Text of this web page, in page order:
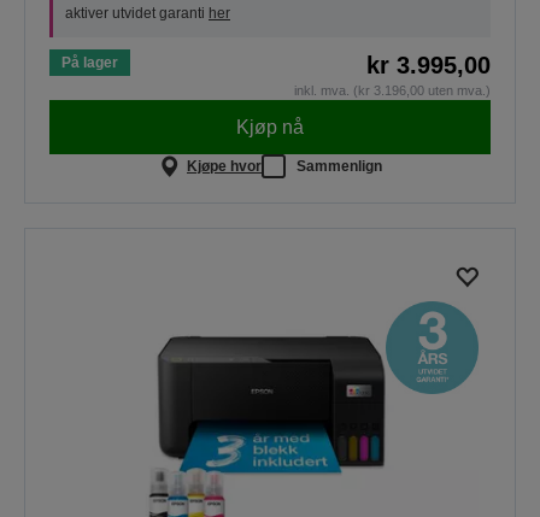
aktiver utvidet garanti her
På lager kr 3.995,00
inkl. mva. (kr 3.196,00 uten mva.)
Kjøp nå
Kjøpe hvor Sammenlign